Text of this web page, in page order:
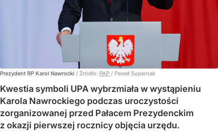
Prezydent RP Karol Nawrocki / Źródło: PAP / Paweł Supernak
Kwestia symboli UPA wybrzmiała w wystąpieniu
Karola Nawrockiego podczas uroczystości
zorganizowanej przed Pałacem Prezydenckim
z okazji pierwszej rocznicy objęcia urzędu.